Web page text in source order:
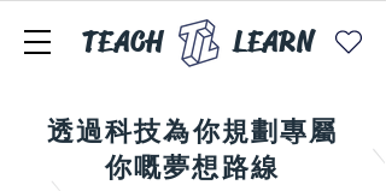
TEACH LEARN
透過科技為你規劃專屬
你嘅夢想路線